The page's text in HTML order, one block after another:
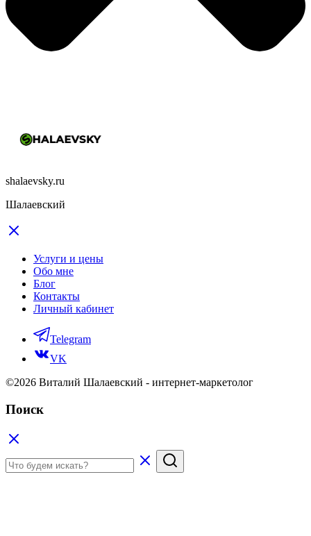
shalaevsky.ru
Шалаевский
Услуги и цены
Обо мне
Блог
Контакты
Личный кабинет
Telegram
VK
©2026 Виталий Шалаевский - интернет-маркетолог
Поиск